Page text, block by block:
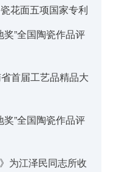
花面五项国家专利
奖”全国陶瓷作品评
首届工艺品精品大
奖”全国陶瓷作品评
为江泽民同志所收